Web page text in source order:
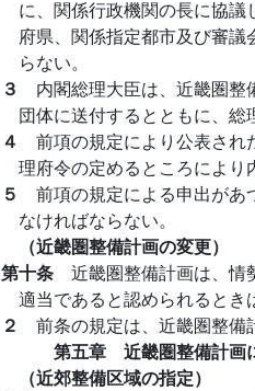
に、関係行政機関の長に協
府県、関係指定都市及び審
らない。
３ 内閣総理大臣は、近畿圏
団体に送付するとともに、総
４ 前項の規定により公表さ
理府令の定めるところにより
５ 前項の規定による申出があ
なければならない。
（近畿圏整備計画の変更）
第十条 近畿圏整備計画は、情
適当であると認められるとき
２ 前条の規定は、近畿圏整備
第五章 近畿圏整備計画
（近郊整備区域の指定）